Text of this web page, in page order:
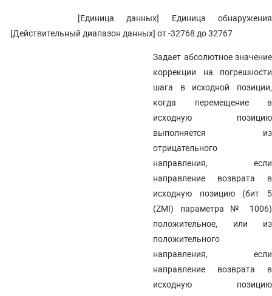
[Единица данных] Единица обнаружения
[Действительный диапазон данных] от -32768 до 32767
Задает абсолютное значение
коррекции на погрешности
шага в исходной позиции,
когда перемещение в
исходную позицию
выполняется из
отрицательного
направления, если
направление возврата в
исходную позицию (бит 5
(ZMI) параметра № 1006)
положительное, или из
положительного
направления, если
направление возврата в
исходную позицию